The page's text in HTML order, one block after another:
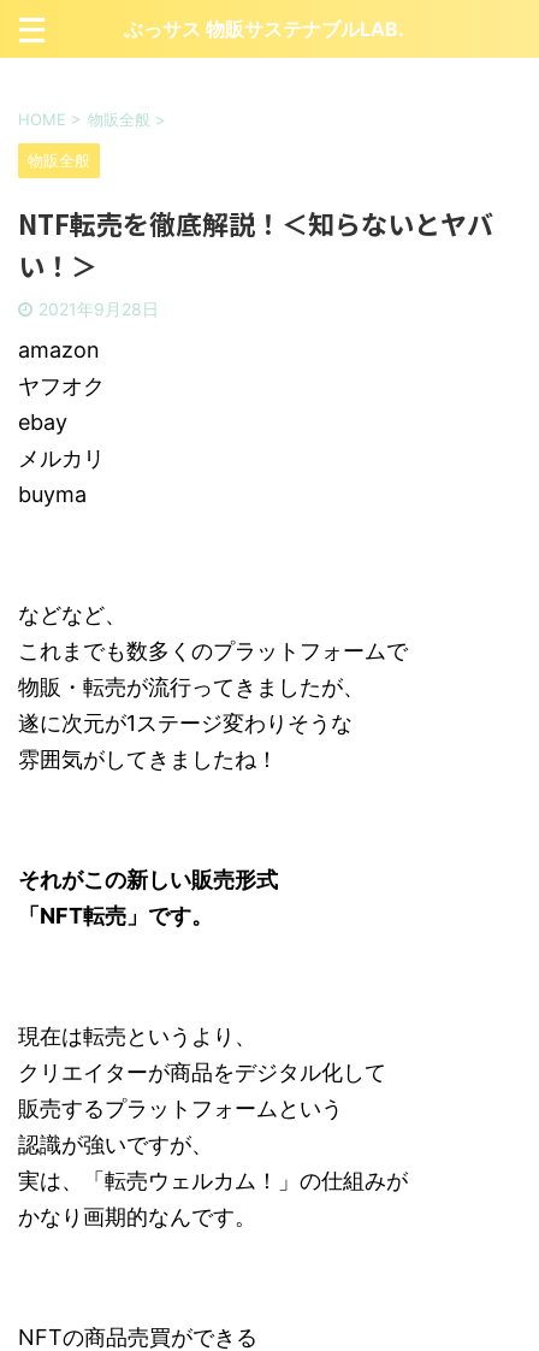
ぶっサス 物販サステナブルLAB.
HOME > 物販全般 >
物販全般
NTF転売を徹底解説！＜知らないとヤバ
い！＞
2021年9月28日
amazon
ヤフオク
ebay
メルカリ
buyma
などなど、
これまでも数多くのプラットフォームで
物販・転売が流行ってきましたが、
遂に次元が1ステージ変わりそうな
雰囲気がしてきましたね！
それがこの新しい販売形式
「NFT転売」です。
現在は転売というより、
クリエイターが商品をデジタル化して
販売するプラットフォームという
認識が強いですが、
実は、「転売ウェルカム！」の仕組みが
かなり画期的なんです。
NFTの商品売買ができる